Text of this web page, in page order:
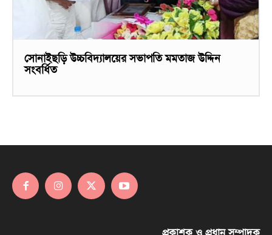
সোনাইছড়ি উচ্চবিদ্যালয়ের সভাপতি মমতাজ উদ্দিন
সংবর্ধিত